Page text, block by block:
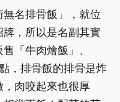
名排骨飯」，就位
，所以是名副其實
「牛肉燴飯」、
，排骨飯的排骨是炸
肉咬起來也很厚